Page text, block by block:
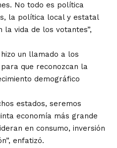
No todo es política
la política local y estatal
vida de los votantes”,
un llamado a los
que reconozcan la
demográfico
estados, seremos
economía más grande
en consumo, inversión
enfatizó.